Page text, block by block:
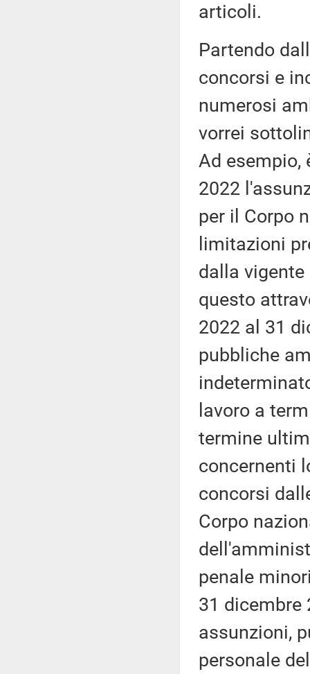
articoli.
Partendo
concorsi e
numerosi
vorrei
Ad esempio,
2022
per il Corpo
limitazioni
dalla
questo
2022 al 31
pubbliche
lavoro a
termine
concernenti
concorsi
Corpo
penale
31 dicembre
assunzioni,
personale